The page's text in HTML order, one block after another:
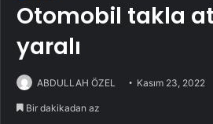
Otomobil takla
yaralı
ABDULLAH ÖZEL Kasım 23, 2022
Bir dakikadan az